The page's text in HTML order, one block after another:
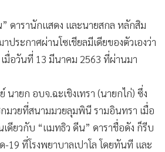
ดารานักแสดง และนายสกล หลักสิม
ประกาศผ่านโซเชียลมีเดียของตัวเองว่า
เมื่อวันที่ 13 มีนาคม 2563 ที่ผ่านมา
นายก อบจ.ฉะเชิงเทรา (นายกไก่) ซึ่ง
มวยที่สนามมวยลุมพินี รามอินทรา เมื่อ
ดียวกับ “แมทธิว ดีน” ดาราชื่อดัง ก็รีบ
-19 ที่โรงพยาบาลเปาโล โดยทันที และ